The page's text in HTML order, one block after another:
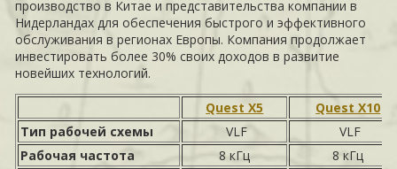
производство в Китае и представительства компании в
Нидерландах для обеспечения быстрого и эффективного
обслуживания в регионах Европы. Компания продолжает
инвестировать более 30% своих доходов в развитие
новейших технологий.
Quest X5
Quest X10
Тип рабочей схемы
VLF
VLF
Рабочая частота
8 кГц 8 кГц